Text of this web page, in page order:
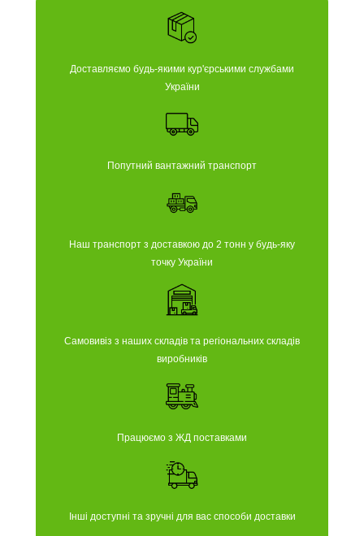
Доставляємо будь-якими кур'єрськими службами
України
Попутний вантажний транспорт
Наш транспорт з доставкою до 2 тонн у будь-яку
точку України
Самовивіз з наших складів та регіональних складів
виробників
Працюємо з ЖД поставками
Інші доступні та зручні для вас способи доставки